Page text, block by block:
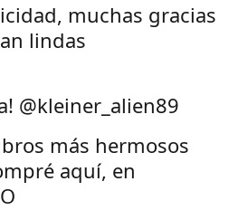
muchas gracias
lindas
@kleiner_alien89
más hermosos
aquí, en